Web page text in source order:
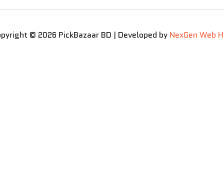
© 2026 PickBazaar BD | Developed by NexGen Web